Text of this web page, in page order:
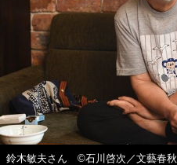
鈴木敏夫さん ©石川啓次／文藝春秋